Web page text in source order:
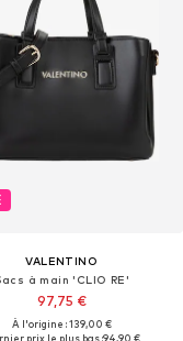
VALENTINO
à main 'CLIO RE'
97,75 €
À l'origine : 139,00 €
prix le plus bas :94,90 €